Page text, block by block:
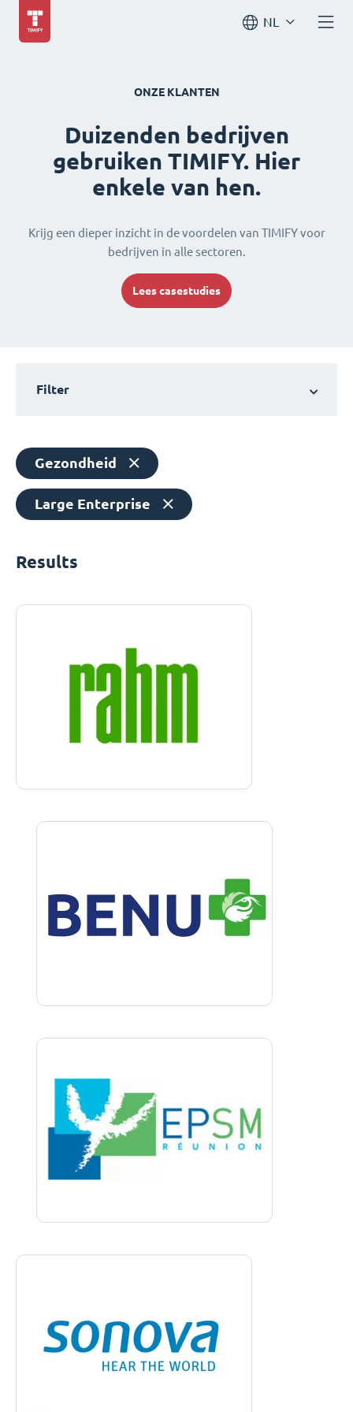
NL
ONZE KLANTEN
Duizenden bedrijven
gebruiken TIMIFY. Hier
enkele van hen.
Krijg een dieper inzicht in de voordelen van TIMIFY voor
bedrijven in alle sectoren.
Lees casestudies
Filter
Gezondheid
Large Enterprise
Results